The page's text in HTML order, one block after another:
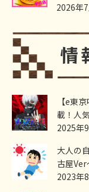
2026年
【e東
載！人
2025年
大人の
古屋Ver
2023年